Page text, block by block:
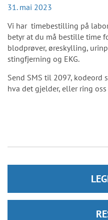
31. mai 2023
Vi har timebestilling på
betyr at du må bestille time
blodprøver, øreskylling,
stingfjerning og EKG.
Send SMS til 2097, kodeord
hva det gjelder, eller ring